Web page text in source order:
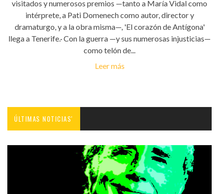
visitados y numerosos premios —tanto a María Vidal como
intérprete, a Pati Domenech como autor, director y
dramaturgo, y a la obra misma—, 'El corazón de Antígona'
llega a Tenerife.· Con la guerra —y sus numerosas injusticias—
como telón de...
Leer más
ÚLTIMAS NOTICIAS'